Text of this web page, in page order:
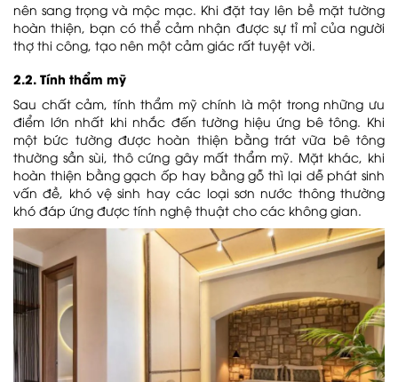
nên sang trọng và mộc mạc. Khi đặt tay lên bề mặt tường
hoàn thiện, bạn có thể cảm nhận được sự tỉ mỉ của người
thợ thi công, tạo nên một cảm giác rất tuyệt vời.
2.2. Tính thẩm mỹ
Sau chất cảm, tính thẩm mỹ chính là một trong những ưu
điểm lớn nhất khi nhắc đến tường hiệu ứng bê tông. Khi
một bức tường được hoàn thiện bằng trát vữa bê tông
thường sần sùi, thô cứng gây mất thẩm mỹ. Mặt khác, khi
hoàn thiện bằng gạch ốp hay bằng gỗ thì lại dễ phát sinh
vấn đề, khó vệ sinh hay các loại sơn nước thông thường
khó đáp ứng được tính nghệ thuật cho các không gian.